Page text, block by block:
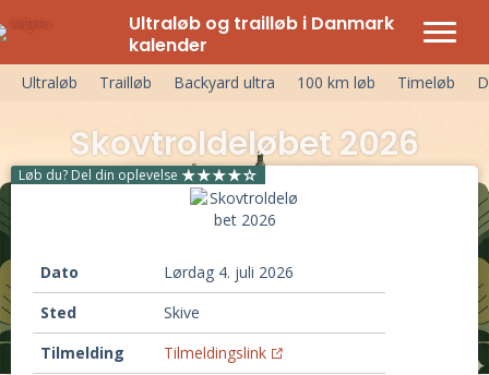
Ultraløb og trailløb i Danmark
kalender
Ultraløb Trailløb Backyard ultra 100 km løb Timeløb
Skovtroldeløbet 2026
Løb du? Del din oplevelse
Dato
lørdag 4. juli 2026
Sted
Skive
Tilmelding
Tilmeldingslink